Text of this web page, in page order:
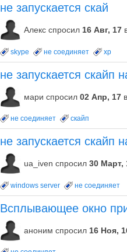
не запускается скай
Алекс спросил 16 Авг, 17
skype не соединяет xp
не запускается скайп
мари спросил 02 Апр, 17
не соединяет скайп
не запускается скайп
ua_iven спросил 30 Март,
windows server не соединяет
Всплывающее окно
аноним спросил 16 Ноя,